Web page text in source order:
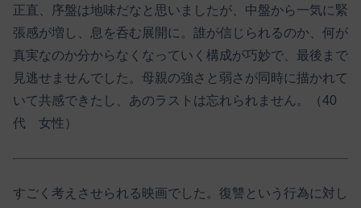
正直、序盤は地味だなと思いましたが、中盤から一気に緊
張感が増し、息を呑む展開に。誰が信じられるのか、何が
真実なのか分からなくなっていく構成が巧妙で、最後まで
見逃せませんでした。母親の強さと弱さが同時に描かれて
いて共感できたし、あのラストは忘れられません。（40
代 女性）
すごく考えさせられる映画でした。復讐という行為に対し